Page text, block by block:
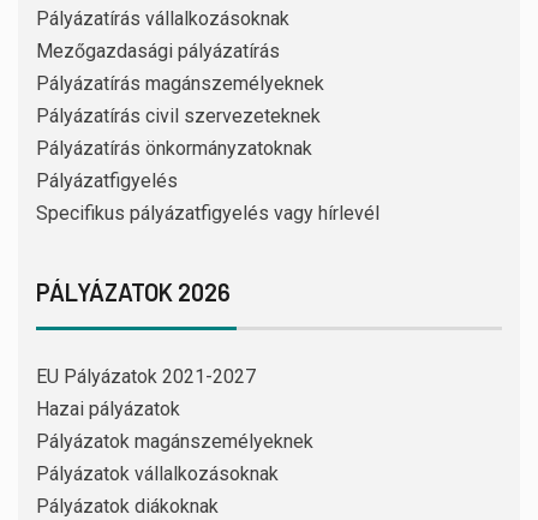
Pályázatírás vállalkozásoknak
Mezőgazdasági pályázatírás
Pályázatírás magánszemélyeknek
Pályázatírás civil szervezeteknek
Pályázatírás önkormányzatoknak
Pályázatfigyelés
Specifikus pályázatfigyelés vagy hírlevél
PÁLYÁZATOK 2026
EU Pályázatok 2021-2027
Hazai pályázatok
Pályázatok magánszemélyeknek
Pályázatok vállalkozásoknak
Pályázatok diákoknak